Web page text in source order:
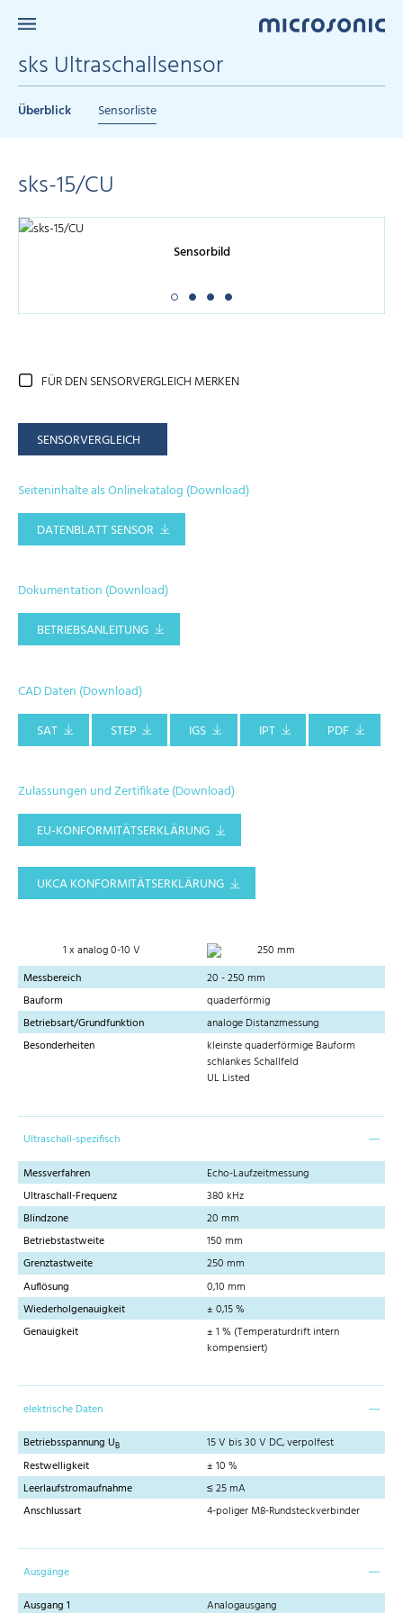
sks Ultraschallsensor
Überblick Sensorliste
sks-15/CU
Sensorbild
FÜR DEN SENSORVERGLEICH MERKEN
SENSORVERGLEICH
Seiteninhalte als Onlinekatalog (Download)
DATENBLATT SENSOR
Dokumentation (Download)
BETRIEBSANLEITUNG
CAD Daten (Download)
SAT
STEP IGS IPT PDF
Zulassungen und Zertifikate (Download)
EU-KONFORMITÄTSERKLÄRUNG
UKCA KONFORMITÄTSERKLÄRUNG
1 x analog 0-10 V
250 mm
Messbereich
20 - 250 mm
Bauform
quaderförmig
Betriebsart/Grundfunktion
analoge Distanzmessung
Besonderheiten
kleinste quaderförmige Bauform
schlankes Schallfeld
UL Listed
Ultraschall-spezifisch
Messverfahren
Echo-Laufzeitmessung
Ultraschall-Frequenz
380 kHz
Blindzone
20 mm
Betriebstastweite
150 mm
Grenztastweite
250 mm
Auflösung
0,10 mm
Wiederholgenauigkeit
± 0,15 %
Genauigkeit
± 1 % (Temperaturdrift intern
kompensiert)
elektrische Daten
Betriebsspannung UB
15 V bis 30 V DC, verpolfest
Restwelligkeit
± 10 %
Leerlaufstromaufnahme
≤ 25 mA
Anschlussart
4-poliger M8-Rundsteckverbinder
Ausgänge
Ausgang 1
Analogausgang